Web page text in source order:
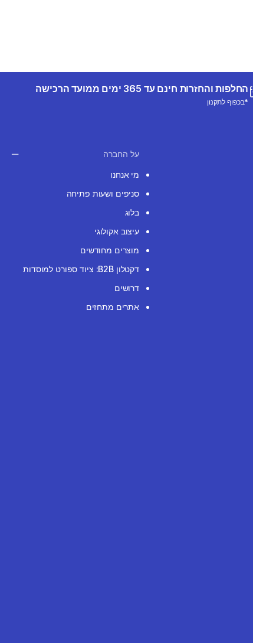
החלפות והחזרות חינם עד 365 ימים ממועד הרכישה
*בכפוף לתקנון
על החברה
מי אנחנו
סניפים ושעות פתיחה
בלוג
עיצוב אקולוגי
מוצרים מחודשים
דקטלון B2B: ציוד ספורט למוסדות
דרושים
אתרים מתחזים